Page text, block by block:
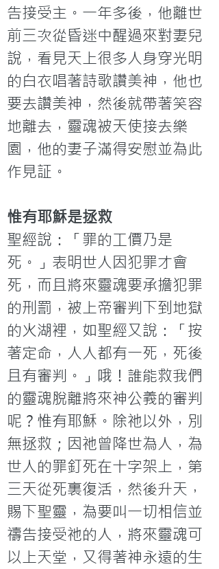
告接受主。一年多後，他離世
前三次從昏迷中醒過來對妻兒
說，看見天上很多人身穿光明
的白衣唱著詩歌讚美神，他也
要去讚美神，然後就帶著笑容
地離去，靈魂被天使接去樂
園，他的妻子滿得安慰並為此
作見証。
惟有耶穌是拯救
聖經說：「罪的工價乃是
死。」表明世人因犯罪才會
死，而且將來靈魂要承擔犯罪
的刑罰，被上帝審判下到地獄
的火湖裡，如聖經又說：「按
著定命，人人都有一死，死後
且有審判。」哦！誰能救我們
的靈魂脫離將來神公義的審判
呢？惟有耶穌。除祂以外，別
無拯救；因祂曾降世為人，為
世人的罪釘死在十字架上，第
三天從死裏復活，然後升天，
賜下聖靈，為要叫一切相信並
禱告接受祂的人，將來靈魂可
以上天堂，又得著神永遠的生